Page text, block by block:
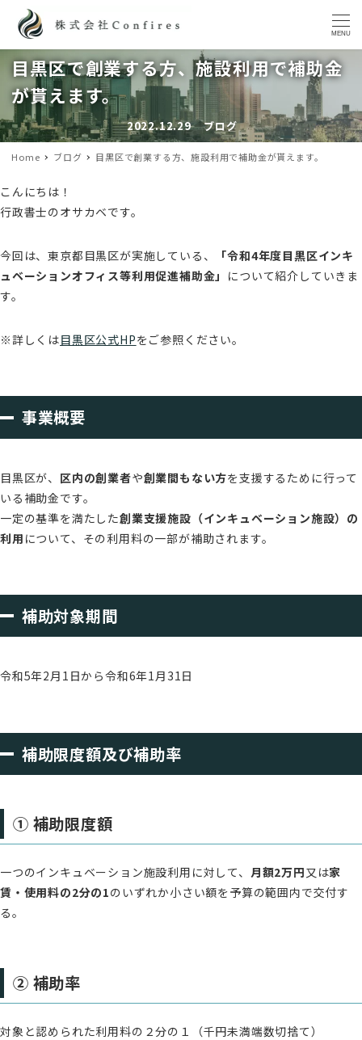
MENU
目黒区で創業する方、施設利用で補助金
が貰えます。
投稿日
2022.12.29
カテゴリー
ブログ
Home ブログ 目黒区で創業する方、施設利用で補助金が貰えます。
こんにちは！
行政書士のオサカベです。
今回は、東京都目黒区が実施している、
「令和4年度目黒区インキ
ュベーションオフィス等利用促進補助金」 について紹介していきま
す。
※詳しくは目黒区公式HPをご参照ください。
事業概要
目黒区が、 区内の創業者や創業間もない方を支援するために行って
いる補助金です。
一定の基準を満たした創業支援施設（インキュベーション施設）の
利用 について、その利用料の一部が補助されます。
補助対象期間
令和5年2月1日から令和6年1月31日
補助限度額及び補助率
① 補助限度額
一つのインキュベーション施設利用に対して、 月額2万円又は家
賃・使用料の2分の1のいずれか小さい額を予算の範囲内で交付す
る。
② 補助率
対象と認められた利用料の２分の１（千円未満端数切捨て）